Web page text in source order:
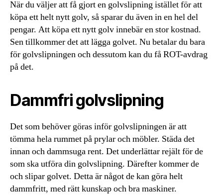
När du väljer att få gjort en golvslipning istället för att
köpa ett helt nytt golv, så sparar du även in en hel del
pengar. Att köpa ett nytt golv innebär en stor kostnad.
Sen tillkommer det att lägga golvet. Nu betalar du bara
för golvslipningen och dessutom kan du få ROT-avdrag
på det.
Dammfri golvslipning
Det som behöver göras inför golvslipningen är att
tömma hela rummet på prylar och möbler. Städa det
innan och dammsuga rent. Det underlättar rejält för de
som ska utföra din golvslipning. Därefter kommer de
och slipar golvet. Detta är något de kan göra helt
dammfritt, med rätt kunskap och bra maskiner.